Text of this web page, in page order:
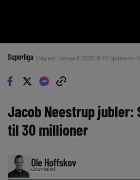
Superliga Udgivet: februar 6, 2025 10:11 | Opdateret:
Jacob Neestrup jubler:
til 30 millioner
Ole Hoffskov
Journalist